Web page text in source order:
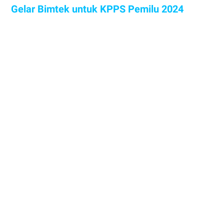
Gelar Bimtek untuk KPPS Pemilu 2024